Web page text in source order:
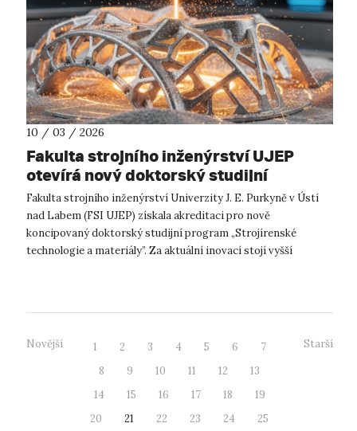
10 / 03 / 2026
Fakulta strojního inženýrství UJEP
otevírá nový doktorský studijní
program!
Fakulta strojního inženýrství Univerzity J. E. Purkyně v Ústí
nad Labem (FSI UJEP) získala akreditaci pro nově
koncipovaný doktorský studijní program „Strojírenské
technologie a materiály”. Za aktuální inovací stojí vyšší
Novější 1 2 3 4 5 6
7
8
9 10 11 12
13
14
15 16 17 18
19
20
21 22 23 24
25
Starší